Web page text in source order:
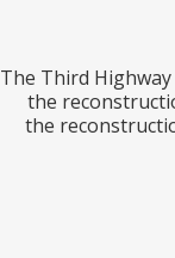
The Third
the
the